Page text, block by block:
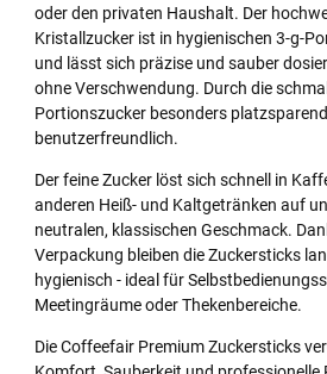
oder den privaten Haushalt. Der
Kristallzucker ist in hygienischen 3-g-
und lässt sich präzise und sauber
ohne Verschwendung. Durch die
Portionszucker besonders
benutzerfreundlich.
Der feine Zucker löst sich schnell in
anderen Heiß- und Kaltgetränken auf
neutralen, klassischen Geschmack.
Verpackung bleiben die Zuckersticks
hygienisch - ideal für
Meetingräume oder Thekenbereiche.
Die Coffeefair Premium Zuckersticks